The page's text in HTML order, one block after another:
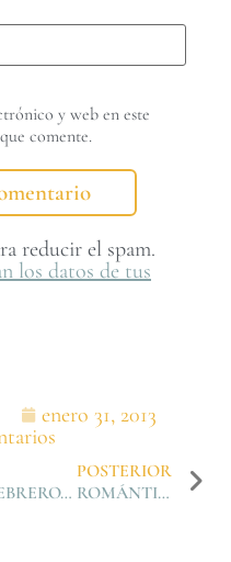
y web en este
comente.
reducir el spam.
los datos de tus
enero 31, 2013
POSTERIOR
FEBRERO… ROMÁNTICO